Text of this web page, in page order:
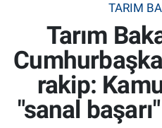
TARIM
Tarım
rakip:
"sanal
Tarımsal Destekler
Tarım Bakanlığı
Tüm Manşetler
Son Dakika Haberleri
Haber Arşivi